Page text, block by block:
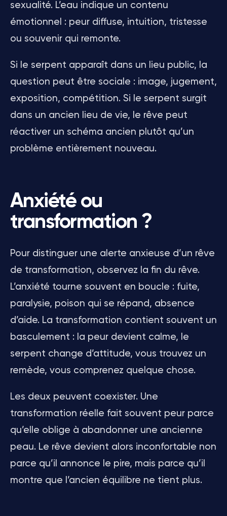
sexualité. L’eau indique un contenu
émotionnel : peur diffuse, intuition, tristesse
ou souvenir qui remonte.
Si le serpent apparaît dans un lieu public, la
question peut être sociale : image, jugement,
exposition, compétition. Si le serpent surgit
dans un ancien lieu de vie, le rêve peut
réactiver un schéma ancien plutôt qu’un
problème entièrement nouveau.
Anxiété ou
transformation ?
Pour distinguer une alerte anxieuse d’un rêve
de transformation, observez la fin du rêve.
L’anxiété tourne souvent en boucle : fuite,
paralysie, poison qui se répand, absence
d’aide. La transformation contient souvent un
basculement : la peur devient calme, le
serpent change d’attitude, vous trouvez un
remède, vous comprenez quelque chose.
Les deux peuvent coexister. Une
transformation réelle fait souvent peur parce
qu’elle oblige à abandonner une ancienne
peau. Le rêve devient alors inconfortable non
parce qu’il annonce le pire, mais parce qu’il
montre que l’ancien équilibre ne tient plus.